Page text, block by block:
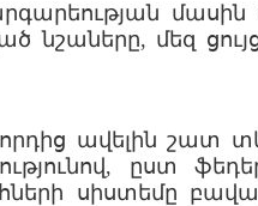
մասին
նշաները, մեզ
ավելին շատ
ըստ
սիստեմը